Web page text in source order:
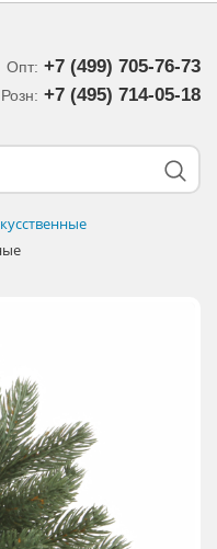
Опт: +7 (499) 705-76-73
Розн: +7 (495) 714-05-18‬